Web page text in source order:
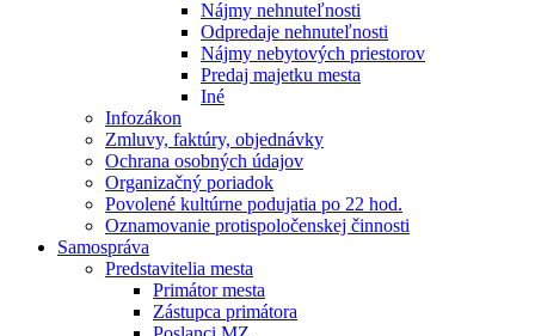
Nájmy nehnuteľnosti
Odpredaje nehnuteľnosti
Nájmy nebytových priestorov
Predaj majetku mesta
Iné
Infozákon
Zmluvy, faktúry, objednávky
Ochrana osobných údajov
Organizačný poriadok
Povolené kultúrne podujatia po 22 hod.
Oznamovanie protispoločenskej činnosti
Samospráva
Predstavitelia mesta
Primátor mesta
Zástupca primátora